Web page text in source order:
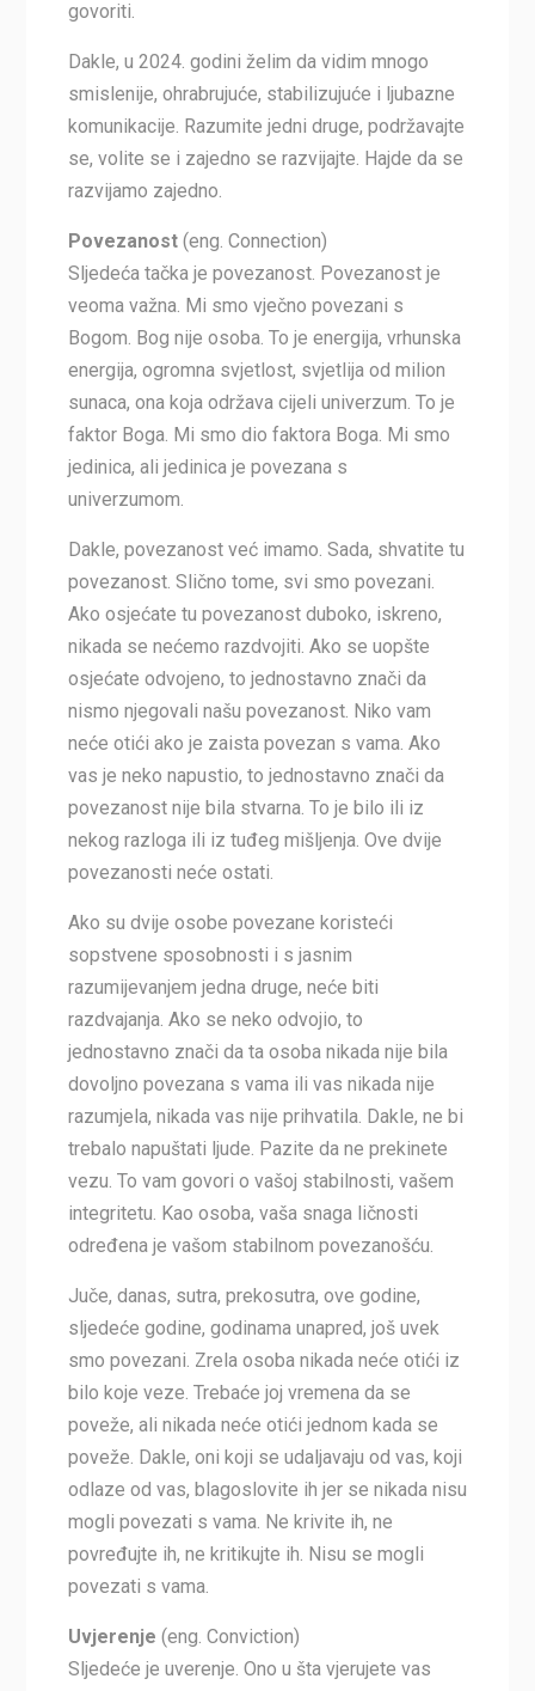
govoriti.
Dakle, u 2024. godini želim da vidim mnogo
smislenije, ohrabrujuće, stabilizujuće i ljubazne
komunikacije. Razumite jedni druge, podržavajte
se, volite se i zajedno se razvijajte. Hajde da se
razvijamo zajedno.
Povezanost(eng. Connection)
Sljedeća tačka je povezanost. Povezanost je
veoma važna. Mi smo vječno povezani s
Bogom. Bog nije osoba. To je energija, vrhunska
energija, ogromna svjetlost, svjetlija od milion
sunaca, ona koja održava cijeli univerzum. To je
faktor Boga. Mi smo dio faktora Boga. Mi smo
jedinica, ali jedinica je povezana s
univerzumom.
Dakle, povezanost već imamo. Sada, shvatite tu
povezanost. Slično tome, svi smo povezani.
Ako osjećate tu povezanost duboko, iskreno,
nikada se nećemo razdvojiti. Ako se uopšte
osjećate odvojeno, to jednostavno znači da
nismo njegovali našu povezanost. Niko vam
neće otići ako je zaista povezan s vama. Ako
vas je neko napustio, to jednostavno znači da
povezanost nije bila stvarna. To je bilo ili iz
nekog razloga ili iz tuđeg mišljenja. Ove dvije
povezanosti neće ostati.
Ako su dvije osobe povezane koristeći
sopstvene sposobnosti i s jasnim
razumijevanjem jedna druge, neće biti
razdvajanja. Ako se neko odvojio, to
jednostavno znači da ta osoba nikada nije bila
dovoljno povezana s vama ili vas nikada nije
razumjela, nikada vas nije prihvatila. Dakle, ne bi
trebalo napuštati ljude. Pazite da ne prekinete
vezu. To vam govori o vašoj stabilnosti, vašem
integritetu. Kao osoba, vaša snaga ličnosti
određena je vašom stabilnom povezanošću.
Juče, danas, sutra, prekosutra, ove godine,
sljedeće godine, godinama unapred, još uvek
smo povezani. Zrela osoba nikada neće otići iz
bilo koje veze. Trebaće joj vremena da se
poveže, ali nikada neće otići jednom kada se
poveže. Dakle, oni koji se udaljavaju od vas, koji
odlaze od vas, blagoslovite ih jer se nikada nisu
mogli povezati s vama. Ne krivite ih, ne
povređujte ih, ne kritikujte ih. Nisu se mogli
povezati s vama.
Uvjerenje (eng. Conviction)
Sljedeće je uverenje. Ono u šta vjerujete vas